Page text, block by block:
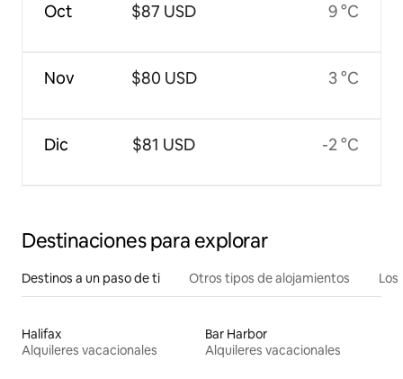
Oct
Nov
Dic
$87 USD
$80 USD
$81 USD
9 °C
3 °C
-2 °C
Destinaciones para explorar
Destinos a un paso de ti Otros tipos de alojamientos
Halifax
Alquileres vacacionales
Bar Harbor
Alquileres vacacionales